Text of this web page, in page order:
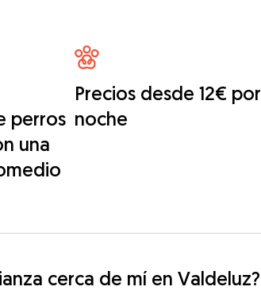
perros
una
Precios desde 12€ por
noche
cerca de mí en Valdeluz?